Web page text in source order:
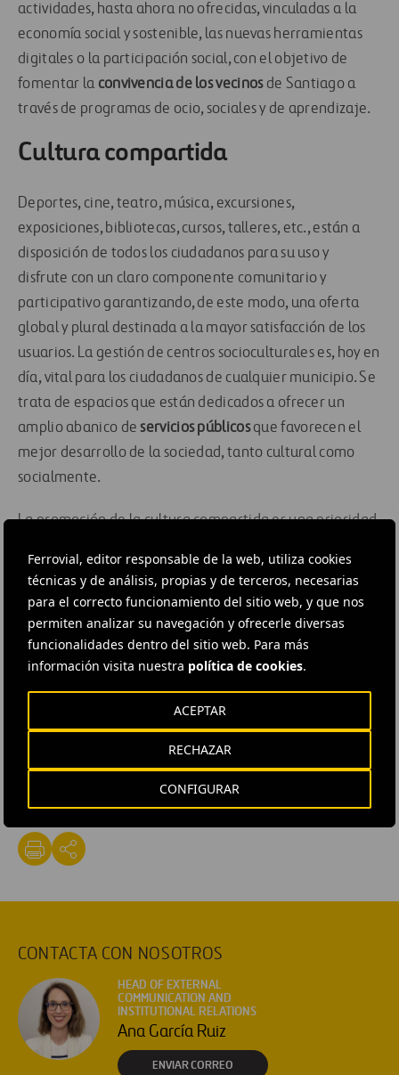
Ferrovial, editor responsable de la web, utiliza cookies
técnicas y de análisis, propias y de terceros, necesarias
para el correcto funcionamiento del sitio web, y que nos
permiten analizar su navegación y ofrecerle diversas
funcionalidades dentro del sitio web. Para más
información visita nuestra política de cookies.
CONFIGURAR
RECHAZAR
ACEPTAR
actividades, hasta ahora no ofrecidas, vinculadas a la
economía social y sostenible, las nuevas herramientas
digitales o la participación social, con el objetivo de
fomentar la convivencia de los vecinosde Santiago a
través de programas de ocio, sociales y de aprendizaje.
Cultura compartida
Deportes, cine, teatro, música, excursiones,
exposiciones, bibliotecas, cursos, talleres, etc., están a
disposición de todos los ciudadanos para su uso y
disfrute con un claro componente comunitario y
participativo garantizando, de este modo, una oferta
global y plural destinada a la mayor satisfacción de los
usuarios. La gestión de centros socioculturales es, hoy en
día, vital para los ciudadanos de cualquier municipio. Se
trata de espacios que están dedicados a ofrecer un
amplio abanico deservicios públicosque favorecen el
mejor desarrollo de la sociedad, tanto cultural como
socialmente.
La promoción de la cultura compartida es una prioridad
componente de acercamiento entre personas del
mismo entorno, con las que estrechar lazos gracias a la
realización de actividades conjuntas. La demanda de
espacios gestionados debidamente, con profesionales
cualificados y con el mínimo coste posible para los
ciudadanos es, para la compañía, una cuestión
#Concesiones #Contratos #Desarrollo local y rural
Infraestructuras #España
CONTACTA CON NOSOTROS
HEAD OF EXTERNAL
COMMUNICATION AND
INSTITUTIONAL RELATIONS
Ana García Ruiz
ENVIAR CORREO